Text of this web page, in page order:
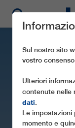
Sul nostro sito
vostro
Ulteriori
contenute nelle
dati.
Le impostazioni
momento e